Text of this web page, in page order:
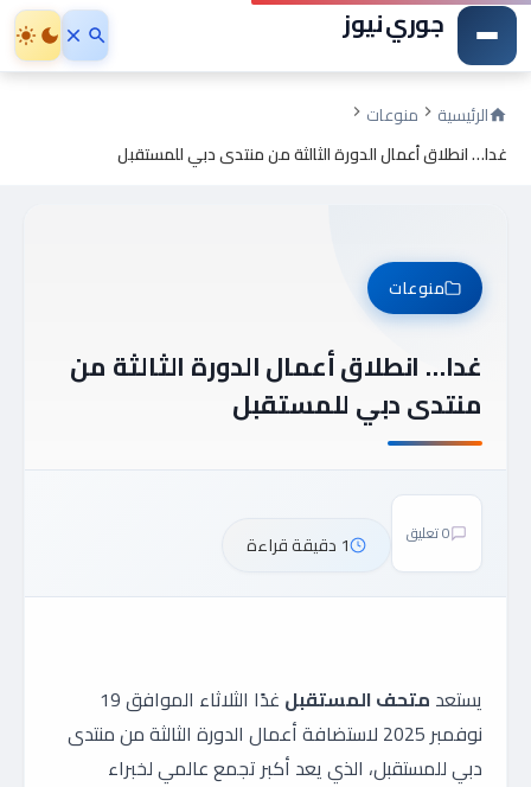
جوري نيوز
الرئيسية
منوعات
غدا… انطلاق أعمال الدورة الثالثة من منتدى دبي للمستقبل
منوعات
غدا… انطلاق أعمال الدورة الثالثة من
منتدى دبي للمستقبل
0 تعليق 1 دقيقة قراءة
يستعد متحف المستقبل
غدًا الثلاثاء الموافق 19
نوفمبر 2025 لاستضافة أعمال الدورة الثالثة من منتدى
دبي للمستقبل، الذي يعد أكبر تجمع عالمي لخبراء